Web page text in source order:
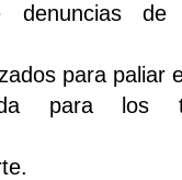
denuncias
para paliar
para los